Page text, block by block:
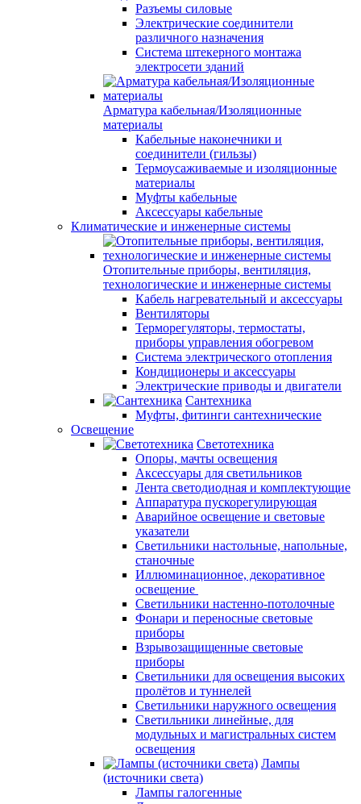
Разъемы силовые
Электрические соединители
различного назначения
Система штекерного монтажа
электросети зданий
Арматура кабельная/Изоляционные
материалы
Кабельные наконечники и
соединители (гильзы)
Термоусаживаемые и изоляционные
материалы
Муфты кабельные
Аксессуары кабельные
Климатические и инженерные системы
Отопительные приборы, вентиляция,
технологические и инженерные системы
Кабель нагревательный и аксессуары
Вентиляторы
Терморегуляторы, термостаты,
приборы управления обогревом
Система электрического отопления
Кондиционеры и аксессуары
Электрические приводы и двигатели
Сантехника
Муфты, фитинги сантехнические
Освещение
Светотехника
Опоры, мачты освещения
Аксессуары для светильников
Лента светодиодная и комплектующие
Аппаратура пускорегулирующая
Аварийное освещение и световые
указатели
Светильники настольные, напольные,
станочные
Иллюминационное, декоративное
освещение
Светильники настенно-потолочные
Фонари и переносные световые
приборы
Взрывозащищенные световые
приборы
Светильники для освещения высоких
пролётов и туннелей
Светильники наружного освещения
Светильники линейные, для
модульных и магистральных систем
освещения
Лампы
(источники света)
Лампы галогенные